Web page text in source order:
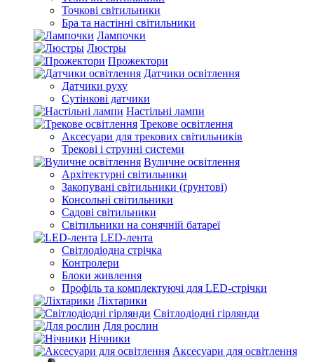
Точкові світильники
Бра та настінні світильники
Лампочки
Люстры
Прожектори
Датчики освітлення
Датчики руху
Сутінкові датчики
Настільні лампи
Трекове освітлення
Аксесуари для трекових світильників
Трекові і струнні системи
Вуличне освітлення
Архітектурні світильники
Закопувані світильники (ґрунтові)
Консольні світильники
Садові світильники
Світильники на сонячній батареї
LED-лента
Світлодіодна стрічка
Контролери
Блоки живлення
Профіль та комплектуючі для LED-стрічки
Ліхтарики
Світлодіодні гірлянди
Для рослин
Нічники
Аксесуари для освітлення